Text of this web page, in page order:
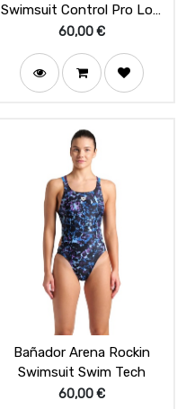
Swimsuit Control Pro Low
LB
60,00€
Bañador Arena Rockin
Swimsuit Swim Tech
60,00€